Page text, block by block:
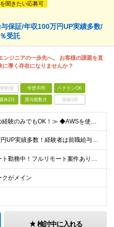
聞きたい応募可
保証/年収100万円UP実績多数/
受託
ンジニアの一歩先へ。 お客様の課題を直
に導く存在になりませんか？
歓迎 学歴不問 ベテランOK
休2日 賞与複数月 面接1回
≪運用保守の経験のみでもOK！≫ ◆AWSを使用したことがある方 ◆学歴不問 【こんな方をお待ちしています！】 ■常に新しい仕組みやテクノロジーを模索したい方 ■AWSを使い倒してスキルアップしたい
＼年収100万円UP実績多数！経験者は前職給与保証／ ★想定年収400～800万円 ※ご経験・スキル・資格を考慮して決定します 月給29.1万円～＋テレワーク手当2万円＋賞与年2回 ※上記金額には固
＜全員リモート勤務中！フルリモート案件あり＞ 本社：東京都中央区銀座2-14-4 銀座スクエア8F ★リモートができるため、地方在住者も3割ほどいます！ ★フルリモートの場合でも、必要に応じて月
クがメイン
検討中に入れる